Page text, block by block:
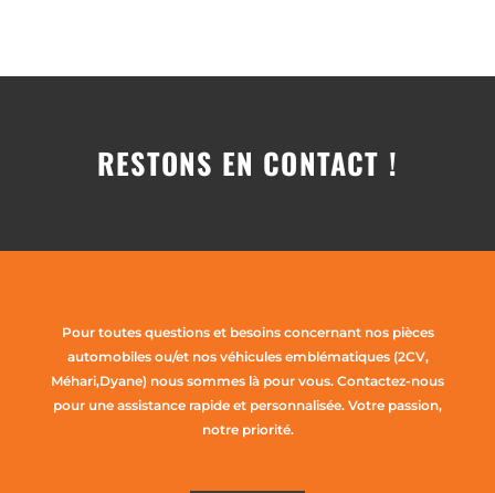
RESTONS EN CONTACT !
Pour toutes questions et besoins concernant nos pièces
automobiles ou/et nos véhicules emblématiques (2CV,
Méhari,Dyane) nous sommes là pour vous. Contactez-nous
pour une assistance rapide et personnalisée. Votre passion,
notre priorité.